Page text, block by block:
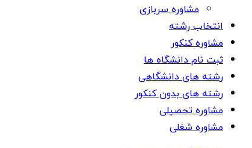
مشاوره سربازی
انتخاب رشته
مشاوره کنکور
ثبت نام دانشگاه ها
رشته های دانشگاهی
رشته های بدون کنکور
مشاوره تحصیلی
مشاوره شغلی